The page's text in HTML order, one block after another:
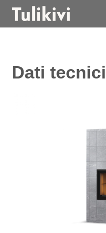
Dati tecnici